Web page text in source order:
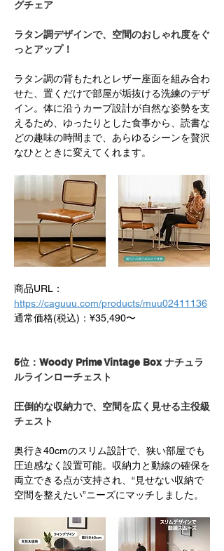
グチェア
ラタン調デザインで、空間のおしゃれ度をぐ
っとアップ！
ラタン調の背もたれとレザー座面を組み合わ
せた、置くだけで部屋が垢抜ける洗練のデザ
イン。体に沿うカーブ設計が自然な姿勢を支
えるため、ゆったりとした食事から、読書な
どの趣味の時間まで、あらゆるシーンを贅沢
なひとときに変えてくれます。
商品URL：
https://caguuu.com/products/muu02411136
通常価格(税込)：¥35,490〜
5位：Woody Prime Vintage Box ナチュラ
ルラインローチェスト
圧倒的な収納力で、空間を広く見せる主役級
チェスト
奥行き40cmのスリム設計で、狭い部屋でも
圧迫感なく設置可能。収納力と動線の確保を
両立できる点が支持され、“見せない収納で
空間を整えたい”ニーズにマッチしました。